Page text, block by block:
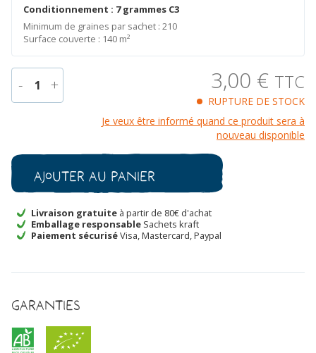
Conditionnement : 7 grammes C3
Minimum de graines par sachet : 210
Surface couverte : 140 m²
- 1 +
Type
Charentais
Bio
3,00 € TTC
RUPTURE DE STOCK
Je veux être informé quand ce produit sera à
nouveau disponible
Ajouter au panier
Livraison gratuite à partir de 80€ d'achat
Emballage responsable Sachets kraft
Paiement sécuriséVisa, Mastercard, Paypal
Garanties